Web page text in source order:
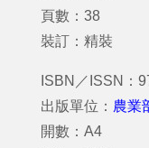
頁數：38
裝訂：精裝
ISBN／ISSN：
出版單位： 農業
開數：A4